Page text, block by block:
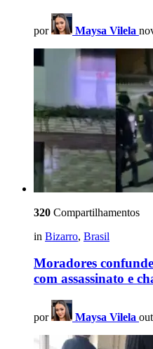
por Maysa Vilela
320 Compartilhamentos
in Bizarro, Brasil
Moradores
com assassinato e
por Maysa Vilela